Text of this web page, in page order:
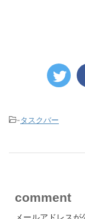
-タスクバー
comment
メールアドレスが